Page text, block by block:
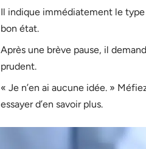
Il indique immédiatement le
bon état.
Après une brève pause, il
prudent.
« Je n’en ai aucune idée. »
essayer d’en savoir plus.